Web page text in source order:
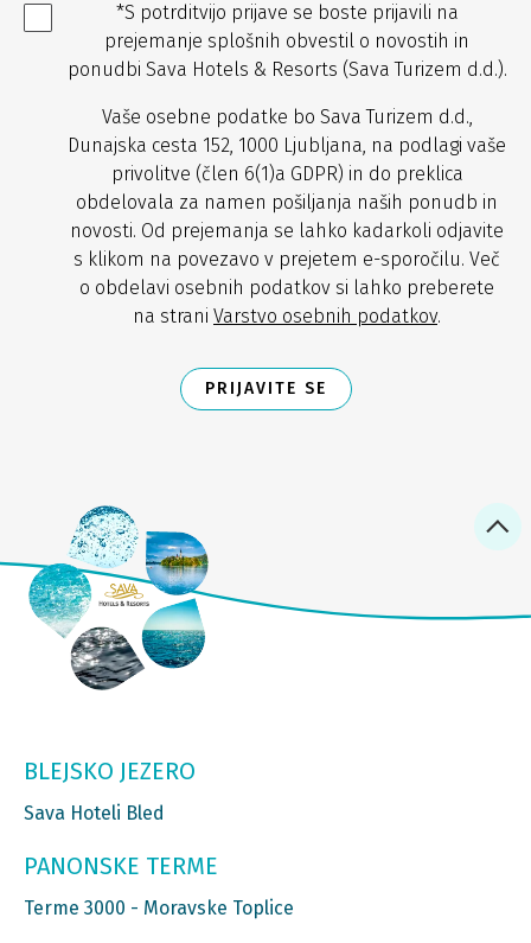
*S potrditvijo prijave se boste prijavili na
prejemanje splošnih obvestil o novostih in
ponudbi Sava Hotels & Resorts (Sava Turizem d.d.).
Vaše osebne podatke bo Sava Turizem d.d.,
Dunajska cesta 152, 1000 Ljubljana, na podlagi vaše
privolitve (člen 6(1)a GDPR) in do preklica
obdelovala za namen pošiljanja naših ponudb in
novosti. Od prejemanja se lahko kadarkoli odjavite
s klikom na povezavo v prejetem e-sporočilu. Več
o obdelavi osebnih podatkov si lahko preberete
na strani Varstvo osebnih podatkov.
PRIJAVITE SE
BLEJSKO JEZERO
Sava Hoteli Bled
PANONSKE TERME
Terme 3000 - Moravske Toplice